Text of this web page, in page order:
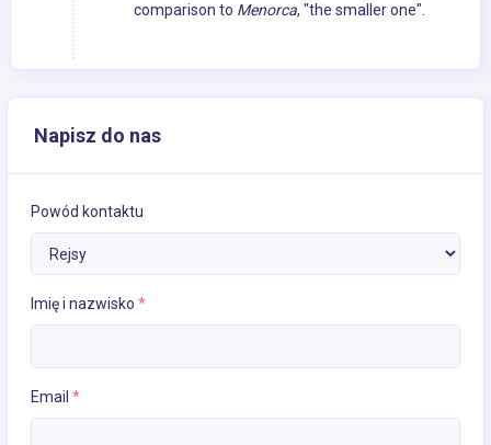
comparison to Menorca, "the smaller one".
Napisz do nas
Powód kontaktu
Imię i nazwisko *
Email *